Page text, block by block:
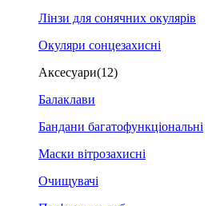
Лінзи для сонячних окулярів
Окуляри сонцезахисні
Аксесуари(12)
Балаклави
Бандани багатофункціональні
Маски вітрозахисні
Очищувачі